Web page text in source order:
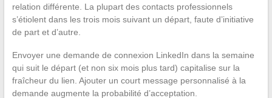
relation différente. La plupart des contacts professionnels
s’étiolent dans les trois mois suivant un départ, faute d’initiative
de part et d’autre.
Envoyer une demande de connexion LinkedIn dans la semaine
qui suit le départ (et non six mois plus tard) capitalise sur la
fraîcheur du lien. Ajouter un court message personnalisé à la
demande augmente la probabilité d’acceptation.